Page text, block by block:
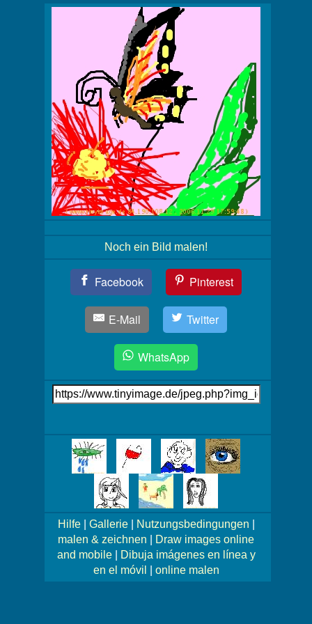
Noch ein Bild malen!
Facebook Pinterest
E-Mail Twitter
WhatsApp
Link
auf's
Mehr
Bilder!
Hilfe| Gallerie| Nutzungsbedingungen
malen & zeichnen
Draw images online
and mobile|
Dibuja imágenes en línea y
en el móvil
online malen